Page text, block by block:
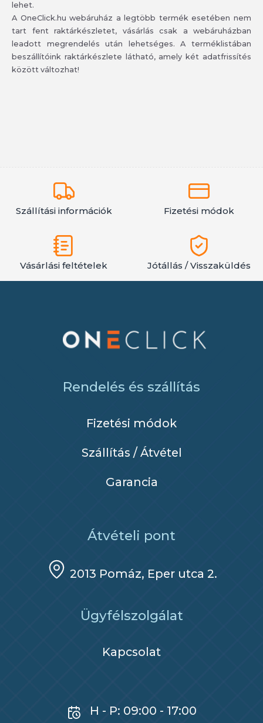
lehet.
A OneClick.hu webáruház a legtöbb termék esetében nem
tart fent raktárkészletet, vásárlás csak a webáruházban
leadott megrendelés után lehetséges. A terméklistában
beszállítóink raktárkészlete látható, amely két adatfrissítés
között változhat!
Szállítási információk Fizetési módok
Vásárlási feltételek Jótállás / Visszaküldés
Rendelés és szállítás
Fizetési módok
Szállítás / Átvétel
Garancia
Átvételi pont
2013 Pomáz, Eper utca 2.
Ügyfélszolgálat
Kapcsolat
H - P: 09:00 - 17:00